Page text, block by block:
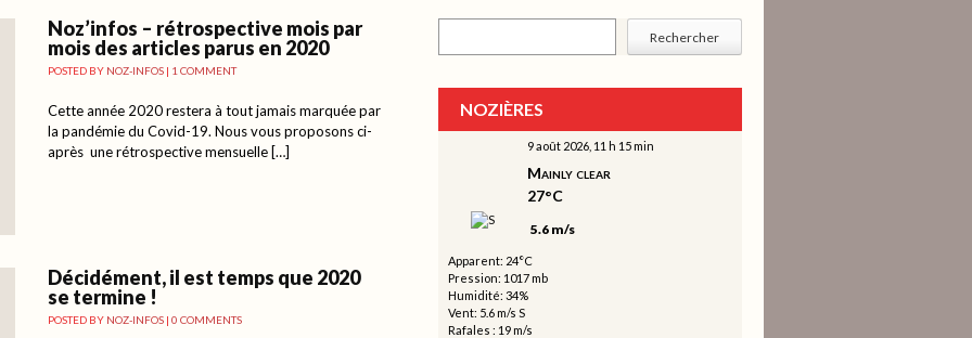
Noz’infos – rétrospective mois par
mois des articles parus en 2020
POSTED BY NOZ-INFOS | 1 COMMENT
Cette année 2020 restera à tout jamais marquée par
la pandémie du Covid-19. Nous vous proposons ci-
après une rétrospective mensuelle […]
Décidément, il est temps que 2020
se termine !
POSTED BY NOZ-INFOS | 0 COMMENTS
Rechercher
NOZIÈRES
9 août 2026, 11 h 15 min
Mainly clear
27°C
5.6 m/s
Apparent: 24°C
Pression: 1017 mb
Humidité: 34%
Vent: 5.6 m/s S
Rafales : 19 m/s